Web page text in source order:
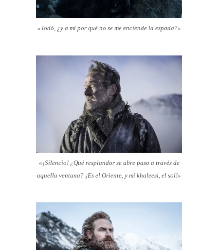
«Jodó, ¿y a mí por qué no se me enciende la espada?»
«¡Silencio! ¿Qué resplandor se abre paso a través de
aquella ventana? ¡Es el Oriente, y mi khaleesi, el sol!»